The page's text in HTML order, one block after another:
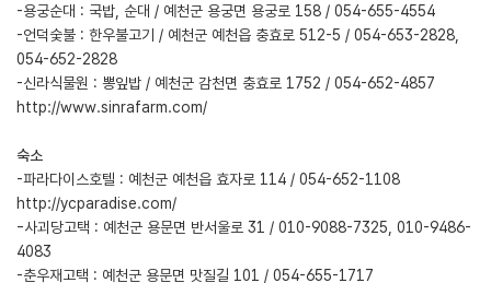
-용궁순대 : 국밥, 순대 / 예천군 용궁면 용궁로 158 / 054-655-4554
-언덕숯불 : 한우불고기 / 예천군 예천읍 충효로 512-5 / 054-653-2828,
054-652-2828
-신라식물원 : 뽕잎밥 / 예천군 감천면 충효로 1752 / 054-652-4857
http://www.sinrafarm.com/
숙소
-파라다이스호텔 : 예천군 예천읍 효자로 114 / 054-652-1108
http://ycparadise.com/
-사괴당고택 : 예천군 용문면 반서울로 31 / 010-9088-7325, 010-9486-
4083
-춘우재고택 : 예천군 용문면 맛질길 101 / 054-655-1717